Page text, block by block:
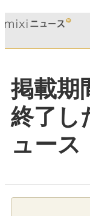
掲載期
終了し
ュース